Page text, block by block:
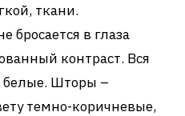
ткани.
бросается в глаза
контраст. Вся
белые. Шторы –
темно-коричневые,